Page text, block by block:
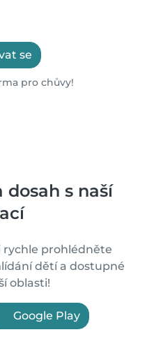
se
pro chůvy!
dosah s naší
rychle prohlédněte
dětí a dostupné
oblasti!
Google Play